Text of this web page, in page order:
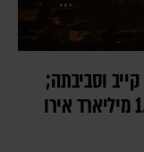
קייב וסביבתה;